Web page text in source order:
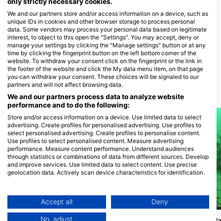
Atlantis Hamburg
Wassersport & Mee(h)r
Fahrenkrön 148, 22179 Hamburg,
Німеччина
Місця для дайвінгу поруч
Giovanni Demmel, 85290 Geisenfeld-Zell Giovanni Demmel, 85290
We and our partners store and/or access information on a device, such as
unique IDs in cookies and other browser storage to process personal
data. Some vendors may process your personal data based on legitimate
interest, to object to this open the "Settings". You may accept, deny or
manage your settings by clicking the "Manage settings" button or at any
time by clicking the fingerprint button on the left bottom corner of the
website. To withdraw your consent click on the fingerprint or the link in
the footer of the website and click the My data menu item, on that page
you can withdraw your consent. These choices will be signaled to our
partners and will not affect browsing data.
We and our partners process data to analyze website
performance and to do the following:
Store and/or access information on a device. Use limited data to select
advertising. Create profiles for personalised advertising. Use profiles to
select personalised advertising. Create profiles to personalise content.
Use profiles to select personalised content. Measure advertising
performance. Measure content performance. Understand audiences
through statistics or combinations of data from different sources. Develop
and improve services. Use limited data to select content. Use precise
geolocation data. Actively scan device characteristics for identification.
Data may be shared outside of the European Union and send to the USA.
Your consent and the cookie policy applies solely to this website/app.
Accept all Deny
No, adjust